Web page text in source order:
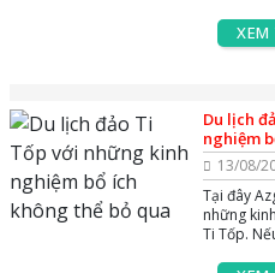
XEM
Du lịch
nghiệm
13/08/
Tại đây
những
Ti Tốp.